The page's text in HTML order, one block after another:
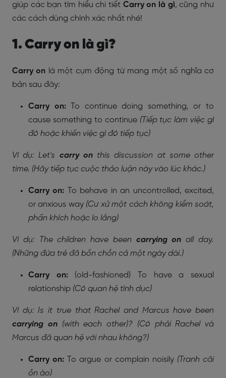
giúp các bạn tìm hiểu chi tiết Carry on là gì, cũng như
các cách dùng chính xác nhất nhé!
1. Carry on là gì?
Carry on là một cụm động từ mang một số nghĩa cơ
bản sau đây:
Carry on:To continue doing something, or to
cause something to continue(Tiếp tục làm việc gì
đó hoặc khiến việc gì đó tiếp tục)
Ví dụ: Let's carry onthis discussion at some other
time. (Hãy tiếp tục cuộc thảo luận này vào lúc khác.)
Carry on: To behave in an uncontrolled, excited,
or anxious way (Cư xử một cách không kiểm soát,
phấn khích hoặc lo lắng)
Ví dụ: The children have been carrying onall day.
(Những đứa trẻ đã bồn chồn cả một ngày dài.)
Carry on: (old-fashioned) To have a sexual
relationship (Có quan hệ tình dục)
Ví dụ: Is it true that Rachel and Marcus have been
carrying on(with each other)? (Có phải Rachel và
Marcus đã quan hệ với nhau không?)
Carry on: To argue or complain noisily(Tranh cãi
ồn ào)